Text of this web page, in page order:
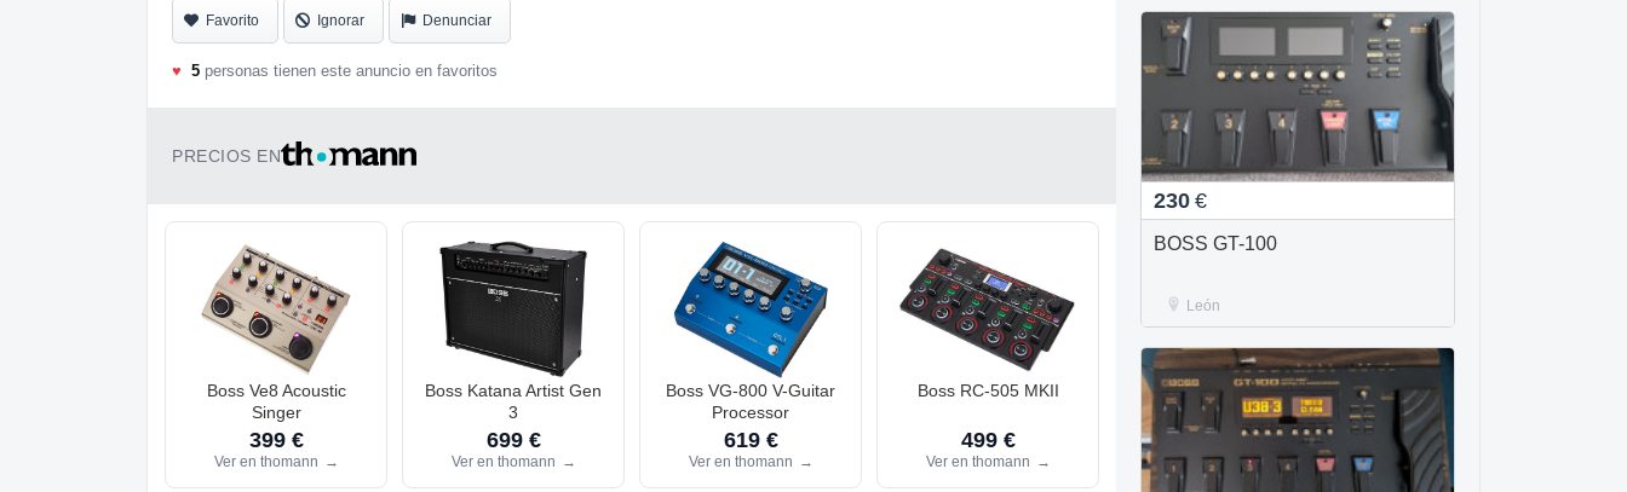
Favorito Ignorar Denunciar
♥ 5 personas tienen este anuncio en favoritos
PRECIOS EN
Boss Ve8 Acoustic
Singer
399 €
Ver en thomann →
Boss Katana Artist Gen
3
699 €
Ver en thomann →
Boss VG-800 V-Guitar
Processor
619 €
Ver en thomann →
Boss RC-505 MKII
499 €
Ver en thomann →
230 €
BOSS GT-100
León